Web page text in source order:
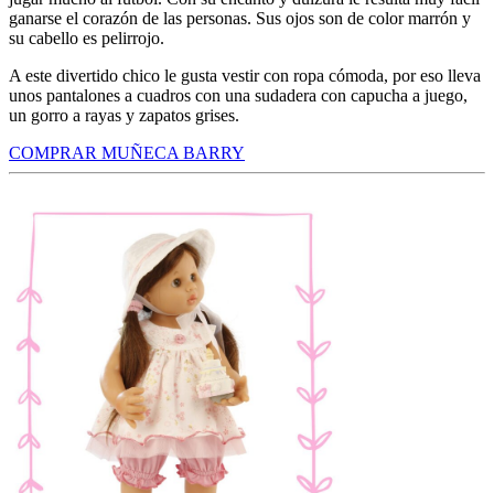
ganarse el corazón de las personas. Sus ojos son de color marrón y
su cabello es pelirrojo.
A este divertido chico le gusta vestir con ropa cómoda, por eso lleva
unos pantalones a cuadros con una sudadera con capucha a juego,
un gorro a rayas y zapatos grises.
COMPRAR MUÑECA BARRY